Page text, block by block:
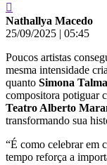
Nathallya Macedo
25/09/2025 | 05:45
Poucos artistas
mesma intensidade
quanto Simona Talma
compositora potiguar
Teatro Alberto
transformando sua
“É como celebrar em
tempo reforça a